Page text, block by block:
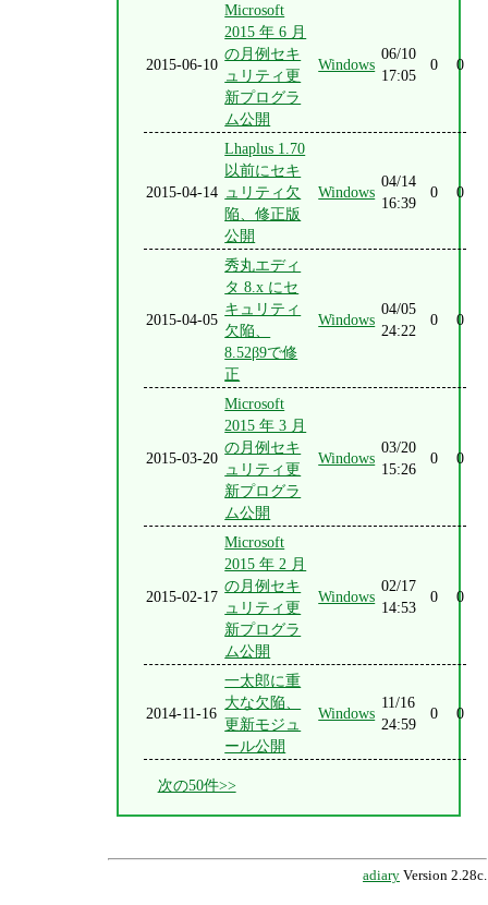
2015-06-10
Microsoft
2015 年 6 月
の月例セキ
ュリティ更
新プログラ
ム公開
Windows
06/10
17:05
0 0
2015-04-14
Lhaplus 1.70
以前にセキ
ュリティ欠
陥、修正版
公開
Windows
04/14
16:39
0 0
2015-04-05
秀丸エディ
タ 8.x にセ
キュリティ
欠陥、
8.52β9で修
正
Windows
04/05
24:22
0 0
2015-03-20
Microsoft
2015 年 3 月
の月例セキ
ュリティ更
新プログラ
ム公開
Windows
03/20
15:26
0 0
2015-02-17
Microsoft
2015 年 2 月
の月例セキ
ュリティ更
新プログラ
ム公開
Windows
02/17
14:53
0 0
2014-11-16
一太郎に重
大な欠陥、
更新モジュ
ール公開
Windows
11/16
24:59
0 0
次の50件>>
adiary Version 2.28c.